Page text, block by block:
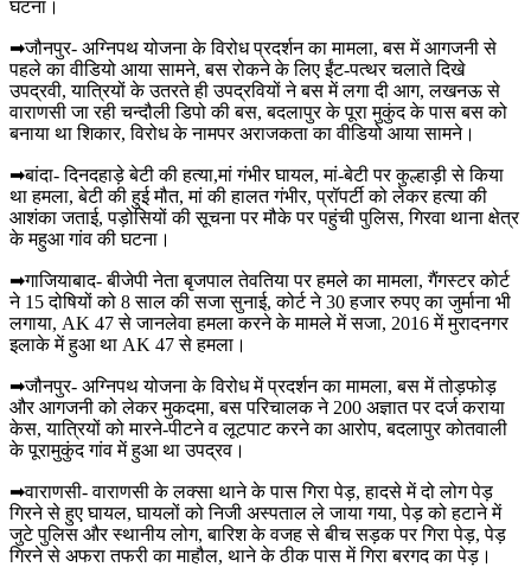
घटना।
➡जौनपुर- अग्निपथ योजना के विरोध प्रदर्शन का मामला, बस में आगजनी से
पहले का वीडियो आया सामने, बस रोकने के लिए ईंट-पत्थर चलाते दिखे
उपद्रवी, यात्रियों के उतरते ही उपद्रवियों ने बस में लगा दी आग, लखनऊ से
वाराणसी जा रही चन्दौली डिपो की बस, बदलापुर के पूरा मुकुंद के पास बस को
बनाया था शिकार, विरोध के नामपर अराजकता का वीडियो आया सामने।
➡बांदा- दिनदहाड़े बेटी की हत्या,मां गंभीर घायल, मां-बेटी पर कुल्हाड़ी से किया
था हमला, बेटी की हुई मौत, मां की हालत गंभीर, प्रॉपर्टी को लेकर हत्या की
आशंका जताई, पड़ोसियों की सूचना पर मौके पर पहुंची पुलिस, गिरवा थाना क्षेत्र
के महुआ गांव की घटना।
➡गाजियाबाद- बीजेपी नेता बृजपाल तेवतिया पर हमले का मामला, गैंगस्टर कोर्ट
ने 15 दोषियों को 8 साल की सजा सुनाई, कोर्ट ने 30 हजार रुपए का जुर्माना भी
लगाया, AK 47 से जानलेवा हमला करने के मामले में सजा, 2016 में मुरादनगर
इलाके में हुआ था AK 47 से हमला।
➡जौनपुर- अग्निपथ योजना के विरोध में प्रदर्शन का मामला, बस में तोड़फोड़
और आगजनी को लेकर मुकदमा, बस परिचालक ने 200 अज्ञात पर दर्ज कराया
केस, यात्रियों को मारने-पीटने व लूटपाट करने का आरोप, बदलापुर कोतवाली
के पूरामुकुंद गांव में हुआ था उपद्रव।
➡वाराणसी- वाराणसी के लक्सा थाने के पास गिरा पेड़, हादसे में दो लोग पेड़
गिरने से हुए घायल, घायलों को निजी अस्पताल ले जाया गया, पेड़ को हटाने में
जुटे पुलिस और स्थानीय लोग, बारिश के वजह से बीच सड़क पर गिरा पेड़, पेड़
गिरने से अफरा तफरी का माहौल, थाने के ठीक पास में गिरा बरगद का पेड़।